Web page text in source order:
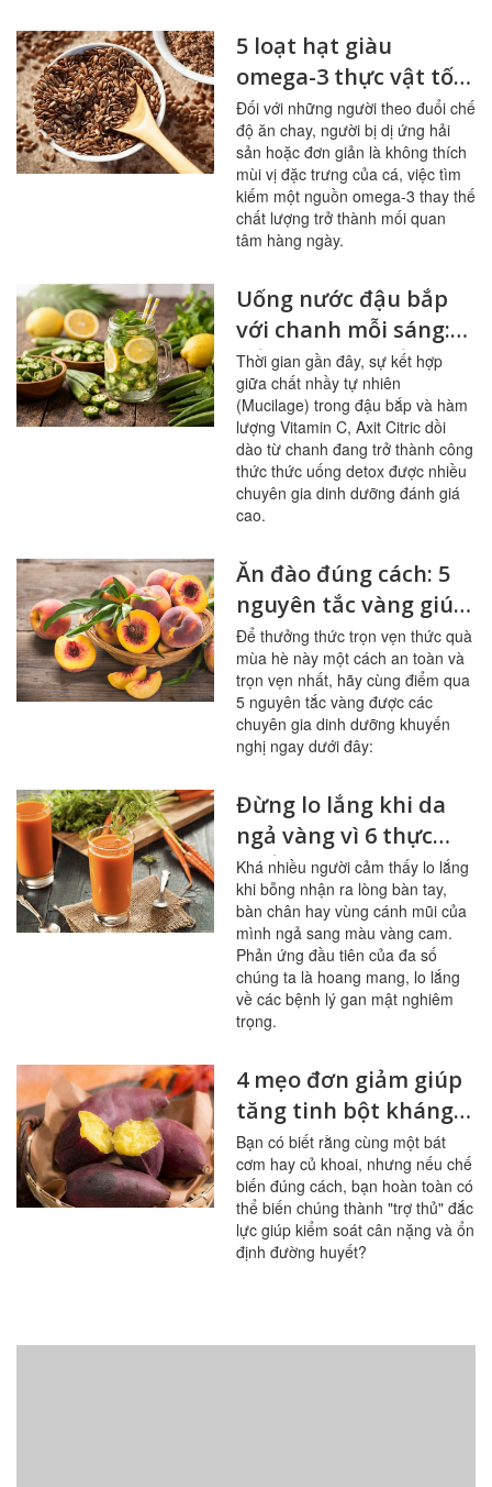
5 loạt hạt giàu
omega-3 thực vật tốt
nhất cho người ít ăn
cá
Đối với những người theo đuổi chế
độ ăn chay, người bị dị ứng hải
sản hoặc đơn giản là không thích
mùi vị đặc trưng của cá, việc tìm
kiếm một nguồn omega-3 thay thế
chất lượng trở thành mối quan
tâm hàng ngày.
Uống nước đậu bắp
với chanh mỗi sáng:
bổ mạch máu, ổn
đường huyết
Thời gian gần đây, sự kết hợp
giữa chất nhầy tự nhiên
(Mucilage) trong đậu bắp và hàm
lượng Vitamin C, Axit Citric dồi
dào từ chanh đang trở thành công
thức thức uống detox được nhiều
chuyên gia dinh dưỡng đánh giá
cao.
Ăn đào đúng cách: 5
nguyên tắc vàng giúp
sạch mạch máu,
tránh ngộ độc
Để thưởng thức trọn vẹn thức quà
mùa hè này một cách an toàn và
trọn vẹn nhất, hãy cùng điểm qua
5 nguyên tắc vàng được các
chuyên gia dinh dưỡng khuyến
nghị ngay dưới đây:
Đừng lo lắng khi da
ngả vàng vì 6 thực
phẩm này
Khá nhiều người cảm thấy lo lắng
khi bỗng nhận ra lòng bàn tay,
bàn chân hay vùng cánh mũi của
mình ngả sang màu vàng cam.
Phản ứng đầu tiên của đa số
chúng ta là hoang mang, lo lắng
về các bệnh lý gan mật nghiêm
trọng.
4 mẹo đơn giảm giúp
tăng tinh bột kháng
trong bữa ăn
Bạn có biết rằng cùng một bát
cơm hay củ khoai, nhưng nếu chế
biến đúng cách, bạn hoàn toàn có
thể biến chúng thành "trợ thủ" đắc
lực giúp kiểm soát cân nặng và ổn
định đường huyết?